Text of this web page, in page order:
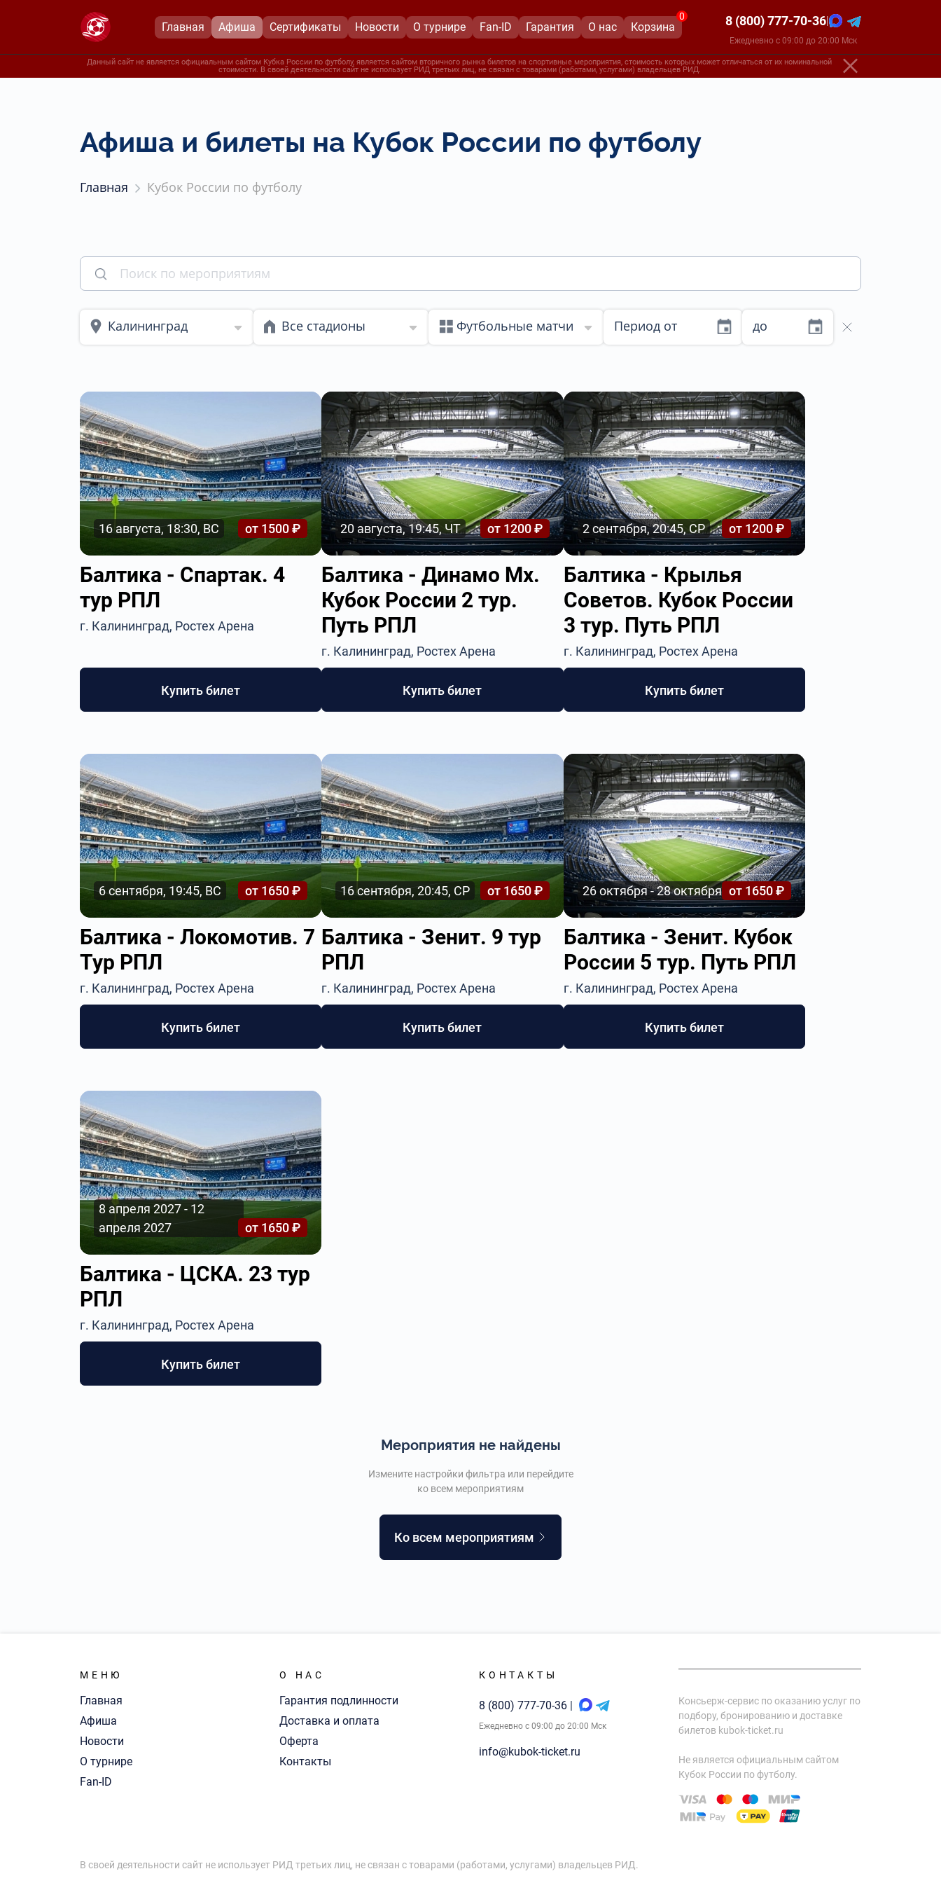
Главная Афиша Сертификаты Новости О турнире Fan-ID Гарантия О нас Корзина
0 8 (800) 777-70-36|
Ежедневно с 09:00 до 20:00 Мск
Данный сайт не является официальным сайтом Кубка России по футболу, является сайтом вторичного рынка билетов на спортивные мероприятия, стоимость которых может отличаться от их номинальной
стоимости. В своей деятельности сайт не использует РИД третьих лиц, не связан с товарами (работами, услугами) владельцев РИД.
Афиша и билеты на Кубок России по футболу
Главная Кубок России по футболу
Калининград Все стадионы Футбольные матчи Период от до
16 августа, 18:30, ВС от 1500 ₽
Балтика - Спартак. 4
тур РПЛ
г. Калининград, Ростех Арена
Купить билет
20 августа, 19:45, ЧТ от 1200 ₽
Балтика - Динамо Мх.
Кубок России 2 тур.
Путь РПЛ
г. Калининград, Ростех Арена
Купить билет
2 сентября, 20:45, СР от 1200 ₽
Балтика - Крылья
Советов. Кубок России
3 тур. Путь РПЛ
г. Калининград, Ростех Арена
Купить билет
6 сентября, 19:45, ВС от 1650 ₽
Балтика - Локомотив. 7
Тур РПЛ
г. Калининград, Ростех Арена
Купить билет
16 сентября, 20:45, СР от 1650 ₽
Балтика - Зенит. 9 тур
РПЛ
г. Калининград, Ростех Арена
Купить билет
26 октября - 28 октября от 1650 ₽
Балтика - Зенит. Кубок
России 5 тур. Путь РПЛ
г. Калининград, Ростех Арена
Купить билет
8 апреля 2027 - 12
апреля 2027
от 1650 ₽
Балтика - ЦСКА. 23 тур
РПЛ
г. Калининград, Ростех Арена
Купить билет
Мероприятия не найдены
Измените настройки фильтра или перейдите
ко всем мероприятиям
Ко всем мероприятиям
МЕНЮ
Главная
Афиша
Новости
О турнире
Fan-ID
О НАС
Гарантия подлинности
Доставка и оплата
Оферта
Контакты
КОНТАКТЫ
8 (800) 777-70-36 |
Ежедневно с 09:00 до 20:00 Мск
info@kubok-ticket.ru
Консьерж-сервис по оказанию услуг по
подбору, бронированию и доставке
билетов kubok-ticket.ru
Не является официальным сайтом
Кубок России по футболу.
В своей деятельности сайт не использует РИД третьих лиц, не связан с товарами (работами, услугами) владельцев РИД.